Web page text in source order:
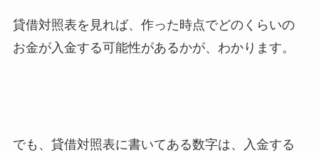
貸借対照表を見れば、作った時点でどのくらいの
お金が入金する可能性があるかが、わかります。
でも、貸借対照表に書いてある数字は、入金する